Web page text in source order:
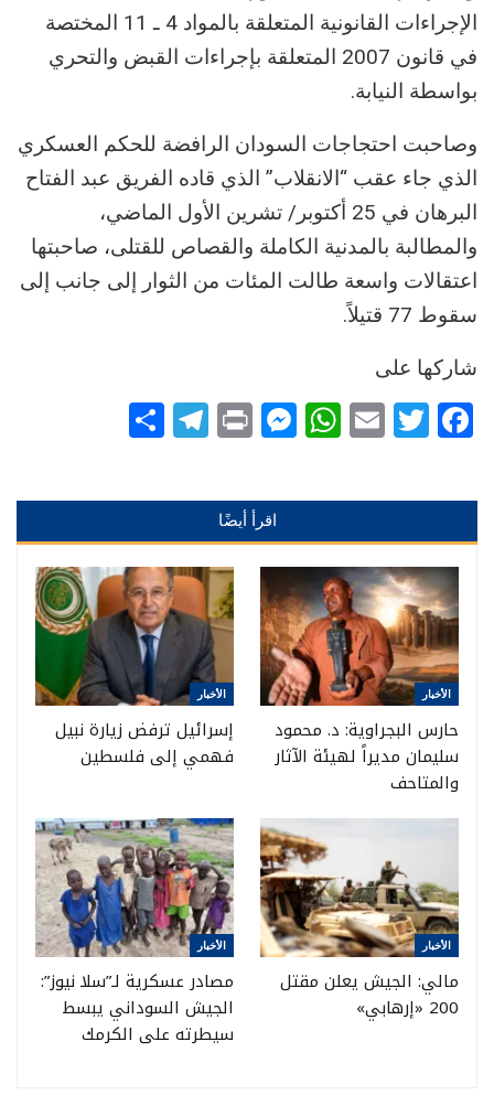
الإجراءات القانونية المتعلقة بالمواد 4 ـ 11 المختصة
في قانون 2007 المتعلقة بإجراءات القبض والتحري
بواسطة النيابة.
وصاحبت احتجاجات السودان الرافضة للحكم العسكري
الذي جاء عقب “الانقلاب” الذي قاده الفريق عبد الفتاح
البرهان في 25 أكتوبر/ تشرين الأول الماضي،
والمطالبة بالمدنية الكاملة والقصاص للقتلى، صاحبتها
اعتقالات واسعة طالت المئات من الثوار إلى جانب إلى
سقوط 77 قتيلاً.
شاركها على
Facebook
Twitter
Email
WhatsApp
Messenger
Print
Telegram
اقرأ أيضًا
الأخبار
حارس البجراوية: د. محمود
سليمان مديراً لهيئة الآثار
والمتاحف
الأخبار
إسرائيل ترفض زيارة نبيل
فهمي إلى فلسطين
الأخبار
مالي: الجيش يعلن مقتل
200 «إرهابي»
الأخبار
مصادر عسكرية لـ”سلا نيوز”:
الجيش السوداني يبسط
سيطرته على الكرمك